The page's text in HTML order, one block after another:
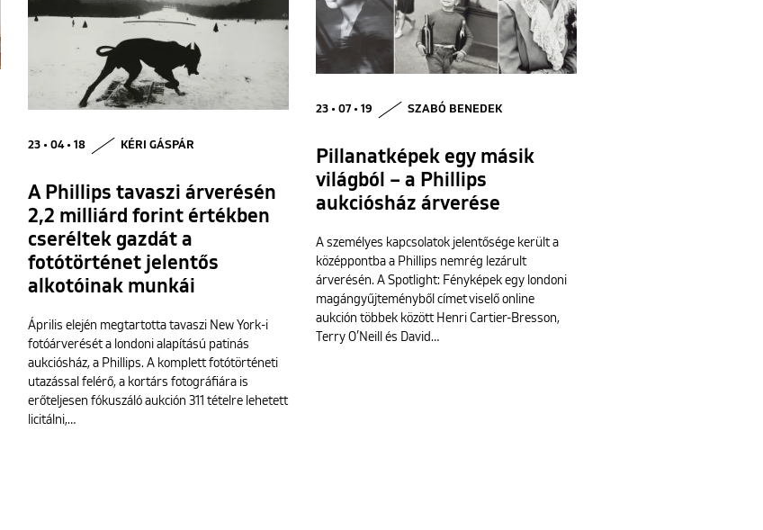
23 • 07 • 19 SZABÓ BENEDEK
Pillanatképek egy másik
világból – a Phillips
aukciósház árverése
A személyes kapcsolatok jelentősége került a
középpontba a Phillips nemrég lezárult
árverésén. A Spotlight: Fényképek egy londoni
magángyűjteményből címet viselő online
aukción többek között Henri Cartier-Bresson,
Terry O’Neill és David…
23 • 04 • 18 KÉRI GÁSPÁR
A Phillips tavaszi árverésén
2,2 milliárd forint értékben
cseréltek gazdát a
fotótörténet jelentős
alkotóinak munkái
Április elején megtartotta tavaszi New York-i
fotóárverését a londoni alapítású patinás
aukciósház, a Phillips. A komplett fotótörténeti
utazással felérő, a kortárs fotográfiára is
erőteljesen fókuszáló aukción 311 tételre lehetett
licitálni,…